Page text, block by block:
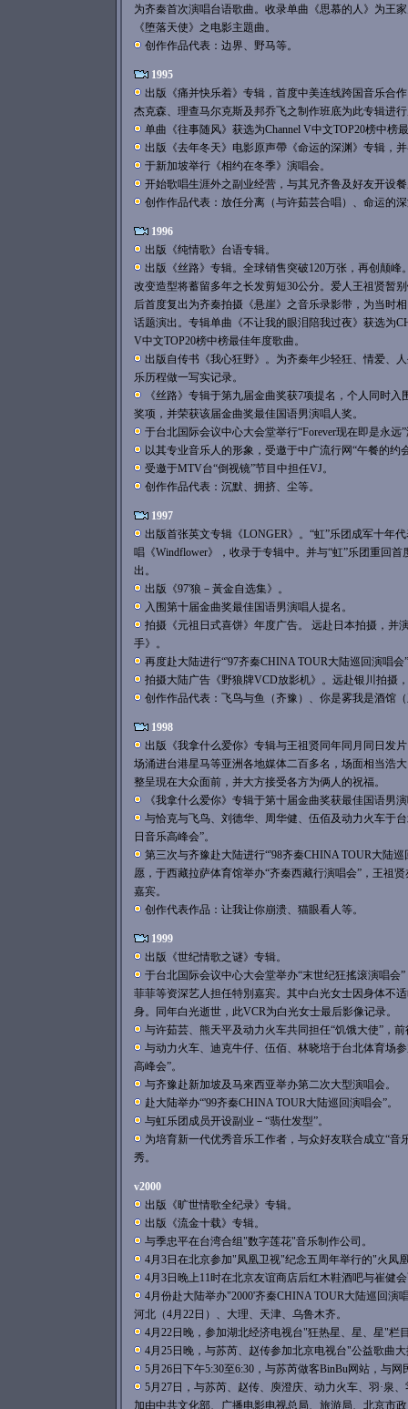
为齐秦首次演唱台语歌曲。收录单曲《思慕的人》为王
《堕落天使》之电影主題曲。
创作作品代表：边界、野马等。
1995
出版《痛并快乐着》专辑，首度中美连线跨国音乐合
杰克森、理查马尔克斯及邦乔飞之制作班底为此专辑进
单曲《往事随风》获选为Channel V中文TOP20榜中榜
出版《去年冬天》电影原声帶《命运的深渊》专辑，
于新加坡举行《相约在冬季》演唱会。
开始歌唱生涯外之副业经营，与其兄齐鲁及好友开设餐
创作作品代表：放任分离（与许茹芸合唱）、命运的
1996
出版《纯情歌》台语专辑。
出版《丝路》专辑。全球销售突破120万张，再创颠峰
改变造型将蓄留多年之长发剪短30公分。爱人王祖贤暂
后首度复出为齐秦拍摄《悬崖》之音乐录影带，为当时
话题演出。专辑单曲《不让我的眼泪陪我过夜》获选为
V中文TOP20榜中榜最佳年度歌曲。
出版自传书《我心狂野》。为齐秦年少轻狂、情爱、
乐历程做一写实记录。
《丝路》专辑于第九届金曲奖获7项提名，个人同时
奖项，并荣获该届金曲奖最佳国语男演唱人奖。
于台北国际会议中心大会堂举行“Forever现在即是永远
以其专业音乐人的形象，受邀于中广流行网“午餐的约
受邀于MTV台“倒视镜”节目中担任VJ。
创作作品代表：沉默、拥挤、尘等。
1997
出版首张英文专辑《LONGER》。“虹”乐团成军十年
唱《Windflower》，收录于专辑中。并与“虹”乐团重回
出。
出版《97'狼－黃金自选集》。
入围第十届金曲奖最佳国语男演唱人提名。
拍摄《元祖日式喜饼》年度广告。 远赴日本拍摄，并
手》。
再度赴大陆进行“'97齐秦CHINA TOUR大陆巡回演唱会
拍摄大陆广告《野狼牌VCD放影机》。远赴银川拍摄
创作作品代表：飞鸟与鱼（齐豫）、你是雾我是酒馆
1998
出版《我拿什么爱你》专辑与王祖贤同年同月同日发
场涌进台港星马等亚洲各地媒体二百多名，场面相当浩
整呈現在大众面前，并大方接受各方为俩人的祝福。
《我拿什么爱你》专辑于第十届金曲奖获最佳国语男
与恰克与飞鸟、刘德华、周华健、伍佰及动力火车于
日音乐高峰会”。
第三次与齐豫赴大陆进行“'98齐秦CHINA TOUR大陆
愿，于西藏拉萨体育馆举办“齐秦西藏行演唱会”，王祖
嘉宾。
创作代表作品：让我让你崩溃、猫眼看人等。
1999
出版《世纪情歌之谜》专辑。
于台北国际会议中心大会堂举办“末世纪狂搖滚演唱会
菲菲等资深艺人担任特別嘉宾。其中白光女士因身体不
身。同年白光逝世，此VCR为白光女士最后影像记录。
与许茹芸、熊天平及动力火车共同担任“饥饿大使”，
与动力火车、迪克牛仔、伍佰、林晓培于台北体育场
高峰会”。
与齐豫赴新加坡及马來西亚举办第二次大型演唱会。
赴大陆举办“'99齐秦CHINA TOUR大陆巡回演唱会”。
与虹乐团成员开设副业－“翡仕发型”。
为培育新一代优秀音乐工作者，与众好友联合成立“音
秀。
v2000
出版《旷世情歌全纪录》专辑。
出版《流金十载》专辑。
与季忠平在台湾合组"数字莲花"音乐制作公司。
4月3日在北京参加"凤凰卫视"纪念五周年举行的"火凤
4月3日晚上11时在北京友谊商店后红木鞋酒吧与崔健
4月份赴大陆举办"2000'齐秦CHINA TOUR大陆巡回演
河北（4月22日）、大理、天津、乌鲁木齐。
4月22日晚，参加湖北经济电视台"狂热星、星、星"栏
4月25日晚，与苏芮、赵传参加北京电视台"公益歌曲
5月26日下午5:30至6:30，与苏芮做客BinBu网站，与网
5月27日，与苏芮、赵传、庾澄庆、动力火车、羽·泉
加由中共文化部、广播电影电视总局、旅游局、北京市